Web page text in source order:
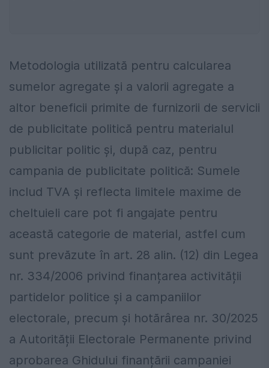
Metodologia utilizată pentru calcularea
sumelor agregate și a valorii agregate a
altor beneficii primite de furnizorii de servicii
de publicitate politică pentru materialul
publicitar politic și, după caz, pentru
campania de publicitate politică: Sumele
includ TVA și reflecta limitele maxime de
cheltuieli care pot fi angajate pentru
această categorie de material, astfel cum
sunt prevăzute în art. 28 alin. (12) din Legea
nr. 334/2006 privind finanțarea activității
partidelor politice și a campaniilor
electorale, precum și hotărârea nr. 30/2025
a Autorității Electorale Permanente privind
aprobarea Ghidului finanțării campaniei